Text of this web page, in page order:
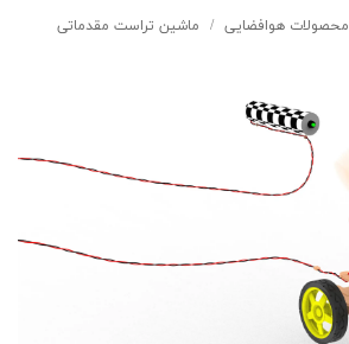
محصولات هوافضایی ماشین تراست مقدماتی